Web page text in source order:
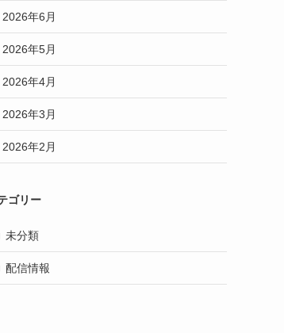
2026年6月
2026年5月
2026年4月
2026年3月
2026年2月
ゴリー
未分類
配信情報